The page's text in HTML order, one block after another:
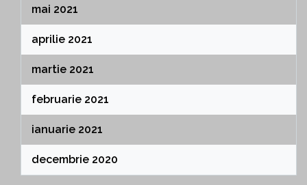
mai 2021
aprilie 2021
martie 2021
februarie 2021
ianuarie 2021
decembrie 2020